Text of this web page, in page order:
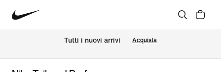
Tutti i nuovi arrivi Acquista